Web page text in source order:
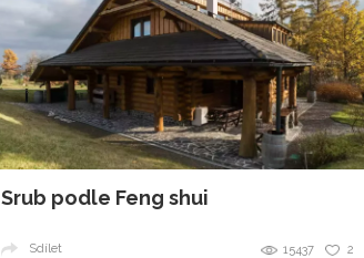
Srub podle Feng shui
2
15437
Sdílet